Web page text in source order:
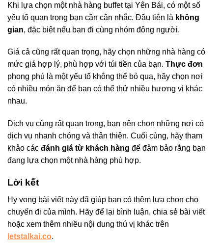
Khi lựa chọn một nhà hàng buffet tại Yên Bái, có một số
yếu tố quan trọng bạn cần cân nhắc. Đầu tiên là không
gian, đặc biệt nếu bạn đi cùng nhóm đông người.
Giá cả cũng rất quan trọng, hãy chọn những nhà hàng có
mức giá hợp lý, phù hợp với túi tiền của bạn. Thực đơn
phong phú là một yếu tố không thể bỏ qua, hãy chọn nơi
có nhiều món ăn để bạn có thể thử nhiều hương vị khác
nhau.
Dịch vụ cũng rất quan trọng, bạn nên chọn những nơi có
dịch vụ nhanh chóng và thân thiện. Cuối cùng, hãy tham
khảo các đánh giá từ khách hàng để đảm bảo rằng bạn
đang lựa chọn một nhà hàng phù hợp.
Lời kết
Hy vọng bài viết này đã giúp bạn có thêm lựa chọn cho
chuyến đi của mình. Hãy để lại bình luận, chia sẻ bài viết
hoặc xem thêm nhiều nội dung thú vị khác trên
letstalkai.co.